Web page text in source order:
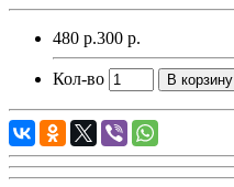
480 р.300 р.
Кол-во В корзину